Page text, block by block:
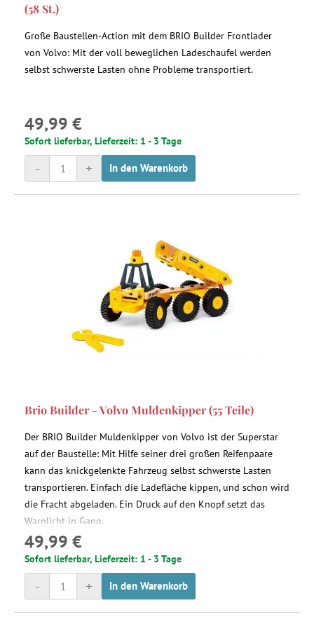
(58 St.)
Große Baustellen-Action mit dem BRIO Builder Frontlader
von Volvo: Mit der voll beweglichen Ladeschaufel werden
selbst schwerste Lasten ohne Probleme transportiert.
49,99 €
Sofort lieferbar, Lieferzeit: 1 - 3 Tage
+
- In den Warenkorb
Brio Builder - Volvo Muldenkipper (55 Teile)
Der BRIO Builder Muldenkipper von Volvo ist der Superstar
auf der Baustelle: Mit Hilfe seiner drei großen Reifenpaare
kann das knickgelenkte Fahrzeug selbst schwerste Lasten
transportieren. Einfach die Ladefläche kippen, und schon wird
die Fracht abgeladen. Ein Druck auf den Knopf setzt das
Warnlicht in Gang.
49,99 €
Sofort lieferbar, Lieferzeit: 1 - 3 Tage
+
- In den Warenkorb